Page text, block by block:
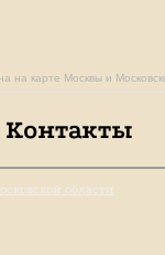
на карте Москвы и
Контакты
области